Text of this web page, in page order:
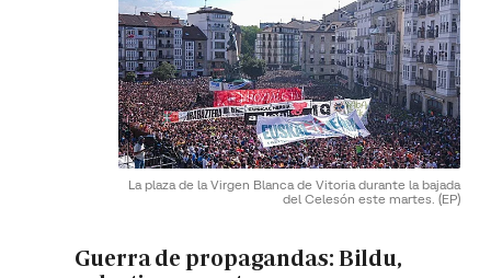
La plaza de la Virgen Blanca de Vitoria durante la bajada
del Celesón este martes. (EP)
Guerra de propagandas: Bildu,